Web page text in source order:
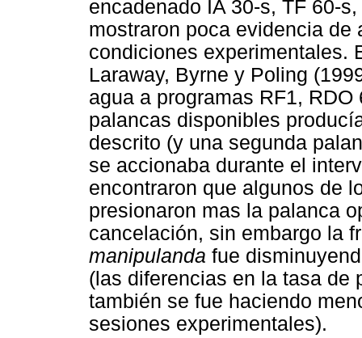
encadenado IA 30-s, TF 60-
mostraron poca evidencia
condiciones experimentales.
Laraway, Byrne y Poling
agua a programas RF1,
palancas disponibles
descrito (y una segunda
se accionaba durante el
encontraron que algunos de
presionaron mas la palanca
cancelación, sin embargo la
manipulanda fue
(las diferencias en la tasa de
también se fue haciendo
sesiones experimentales).